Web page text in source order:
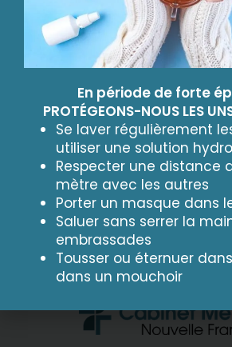
Spécialités Oto-rhino-laryngologiste
face et du cou Explorations et
sommeil Médecin de la Fédération
(FFESSM) Informations
assistant de l’Hôpital de Versailles
hôpitaux de Paris Membre le la
et de chirurgie cervico-faciale.
temps partiel à l’hôpital André
En période de forte
PROTÉGEONS-NOUS LES
Se laver régulièrement
utiliser une solution
Respecter une distance
mètre avec les autres
Porter un masque dans
Saluer sans serrer la
embrassades
Tousser ou éternuer
dans un mouchoir